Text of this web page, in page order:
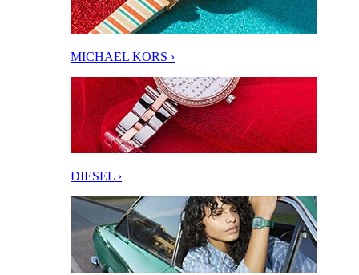
MICHAEL KORS ›
DIESEL ›